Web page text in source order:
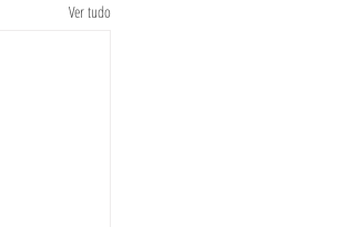
Ver tudo